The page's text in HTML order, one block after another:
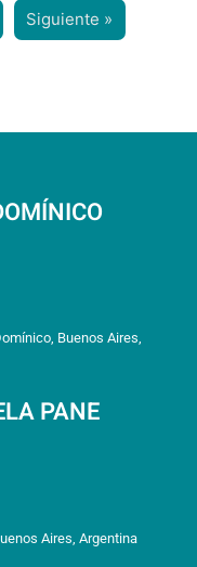
Siguiente »
Buenos Aires,
PANE
Aires, Argentina